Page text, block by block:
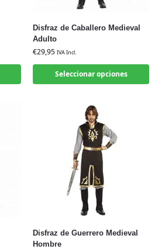
Disfraz de Caballero Medieval
Adulto
€29,95 IVA Incl.
Seleccionar opciones
Disfraz de Guerrero Medieval
Hombre